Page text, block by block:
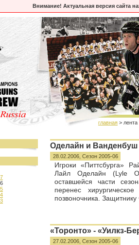
Внимание! Актуальная версия сайта
главная > лента
Оделайн и Ванденбуш
28.02.2006, Сезон 2005-06
Игроки «Питтсбурга»
Лайл Оделайн (Lyle
оставшейся части
перенес
позвоночника.
«Торонто» - «Уилкз-
27.02.2006, Сезон 2005-06